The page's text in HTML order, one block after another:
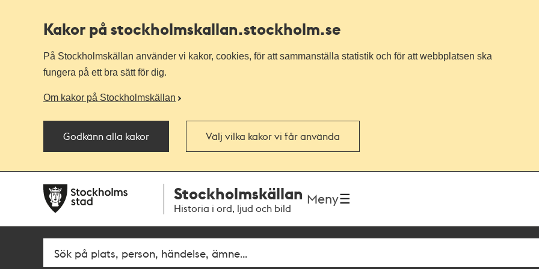
Kakor på stockholmskallan.stockholm.se
På Stockholmskällan använder vi kakor, cookies, för att sammanställa statistik och för att webbplatsen ska
fungera på ett bra sätt för dig.
Om kakor på Stockholmskällan
Godkänn alla kakor Välj vilka kakor vi får använda
navigationen
huvudinnehållet
Stockholmskällan
Historia i ord, ljud och bild
Meny
SökFritextsök